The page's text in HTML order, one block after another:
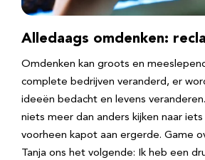
Alledaags omdenken:
Omdenken kan groots en
complete bedrijven veranderd, er
ideeën bedacht en levens
niets meer dan anders kijken naar iets
voorheen kapot aan ergerde. Game
Tanja ons het volgende: Ik heb een